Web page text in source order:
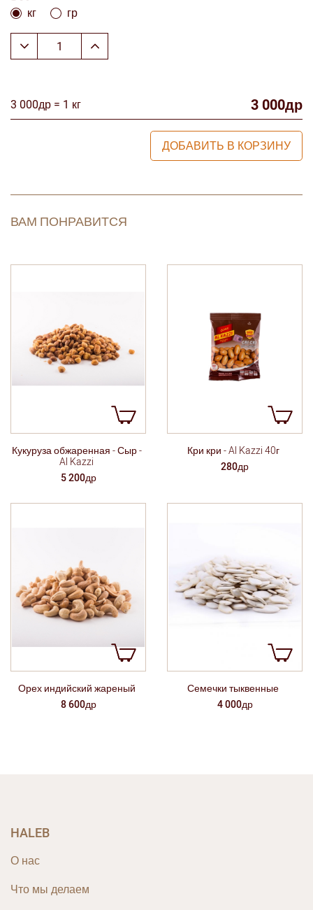
кг
гр
3 000др = 1 кг 3 000др
ДОБАВИТЬ В КОРЗИНУ
ВАМ ПОНРАВИТСЯ
Кукуруза обжаренная - Сыр -
Al Kazzi
5 200др
Кри кри - Al Kazzi 40г
280др
Орех индийский жареный
8 600др
Семечки тыквенные
4 000др
HALEB
О нас
Что мы делаем